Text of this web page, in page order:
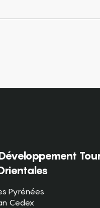
Pyrénées
Cedex